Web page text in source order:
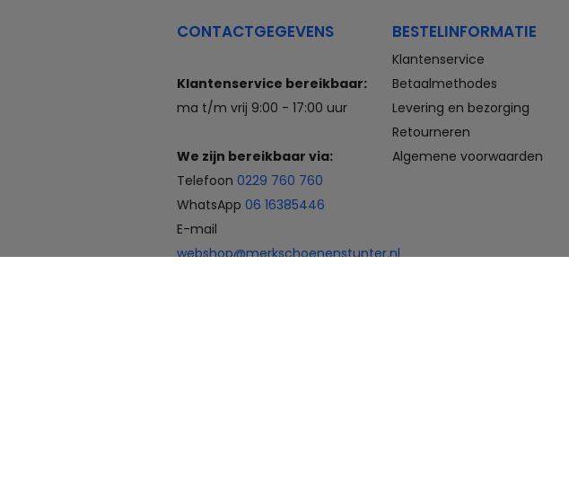
CONTACTGEGEVENS
Klantenservice bereikbaar:
ma t/m vrij 9:00 - 17:00 uur
We zijn bereikbaar via:
Telefoon 0229 760 760
WhatsApp 06 16385446
E-mail
webshop@merkschoenenstunter.nl
BESTELINFORMATIE
Klantenservice
Betaalmethodes
Levering en bezorging
Retourneren
Algemene voorwaarden